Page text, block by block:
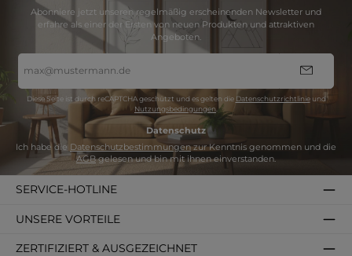
Abonniere jetzt unseren regelmäßig erscheinenden Newsletter und
erfahre als einer der Ersten von neuen Produkten und attraktiven
Angeboten.
Mail-
Adresse
Diese Seite ist durch reCAPTCHA geschützt und es gelten die Datenschutzrichtlinieund
Nutzungsbedingungen.
Datenschutz
Ich habe die Datenschutzbestimmungenzur Kenntnis genommen und die
AGBgelesen und bin mit ihnen einverstanden.
SERVICE-HOTLINE
ZERTIFIZIERT & AUSGEZEICHNET
UNSERE VORTEILE